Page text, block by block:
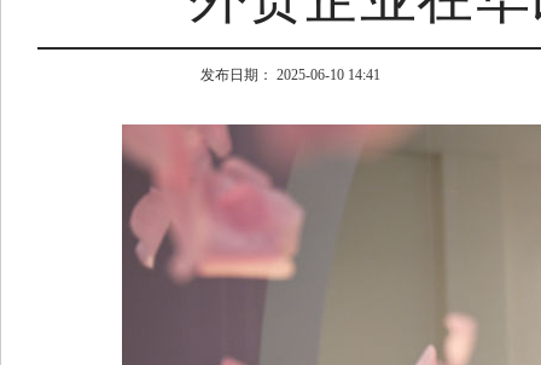
发布日期： 2025-06-10 14:41